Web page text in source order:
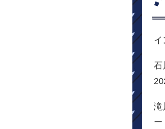
石
滝
ー